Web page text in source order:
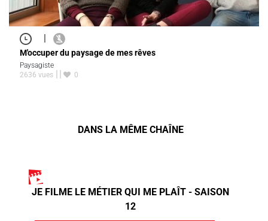
|
M'occuper du paysage de mes rêves
Paysagiste
2636 vues
0
DANS LA MÊME CHAÎNE
JE FILME LE MÉTIER QUI ME PLAÎT - SAISON
12